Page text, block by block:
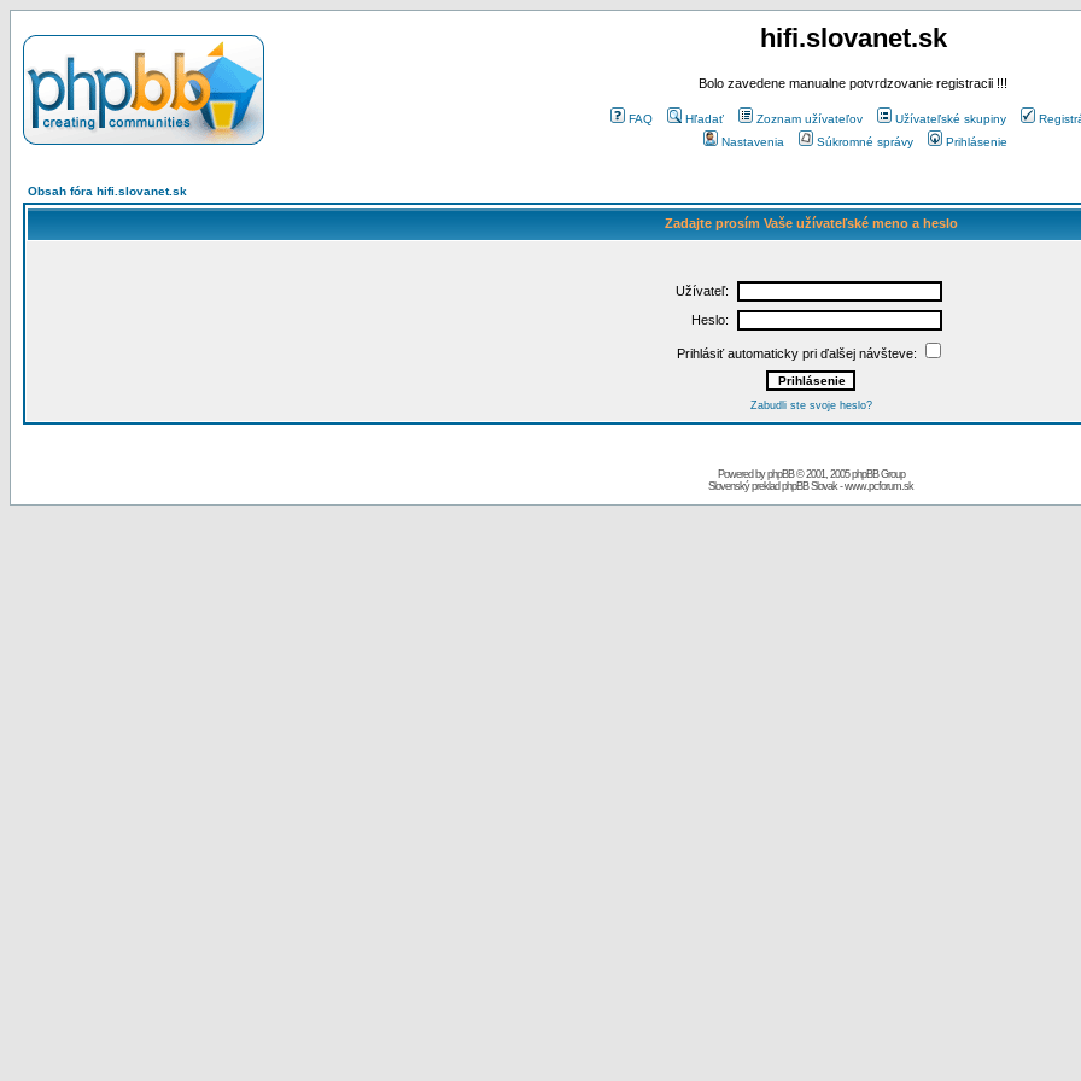
hifi.slovanet.sk
Bolo zavedene manualne potvrdzovanie registracii !!!
FAQ Hľadať Zoznam užívateľov Užívateľské skupiny
Nastavenia
Súkromné správy Prihlásenie
Obsah fóra hifi.slovanet.sk
Zadajte prosím Vaše užívateľské meno a heslo
Užívateľ:
Heslo:
Prihlásiť automaticky pri ďalšej návšteve:
Zabudli ste svoje heslo?
Powered byphpBB© 2001, 2005 phpBB Group
Slovenský preklad phpBB Slovak-www.pcforum.sk